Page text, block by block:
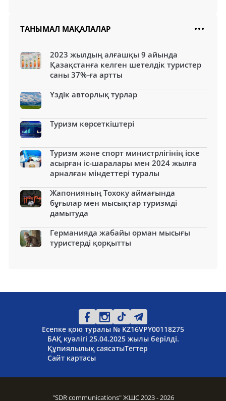
ТАНЫМАЛ МАҚАЛАЛАР
2023 жылдың алғашқы 9 айында
Қазақстанға келген шетелдік туристер
саны 37%-ға артты
Үздік авторлық турлар
Туризм көрсеткіштері
Туризм және спорт министрлігінің іске
асырған іс-шаралары мен 2024 жылға
арналған міндеттері туралы
Жапонияның Тохоку аймағында
бұғылар мен мысықтар туризмді
дамытуда
Германияда жабайы орман мысығы
туристерді қорқытты
Есепке қою туралы № KZ16VPY00118275
БАҚ куәлігі 25.04.2025 жылы берілді.
Құпиялылық саясатыТегтер
Сайт картасы
"SDR communications" ЖШС 2023 - 2026